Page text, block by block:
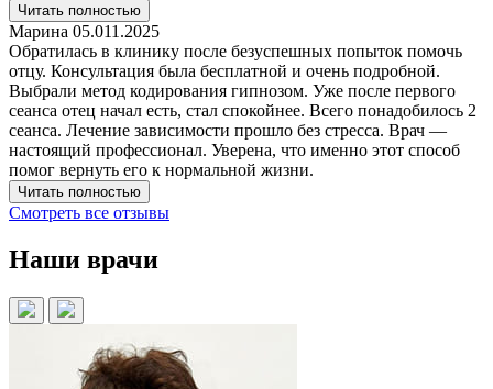
Читать полностью
Марина 05.011.2025
Обратилась в клинику после безуспешных попыток помочь
отцу. Консультация была бесплатной и очень подробной.
Выбрали метод кодирования гипнозом. Уже после первого
сеанса отец начал есть, стал спокойнее. Всего понадобилось 2
сеанса. Лечение зависимости прошло без стресса. Врач —
настоящий профессионал. Уверена, что именно этот способ
помог вернуть его к нормальной жизни.
Читать полностью
Смотреть все отзывы
Наши врачи